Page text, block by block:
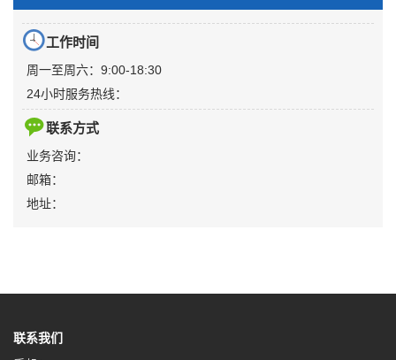
工作时间
周一至周六：9:00-18:30
24小时服务热线：
联系方式
业务咨询：
邮箱：
地址：
联系我们